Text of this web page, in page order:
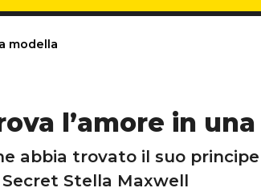
modella
l’amore in
abbia trovato il suo
Secret Stella Maxwell